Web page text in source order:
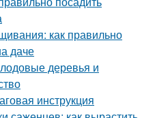
как правильно
даче
деревья и
инструкция